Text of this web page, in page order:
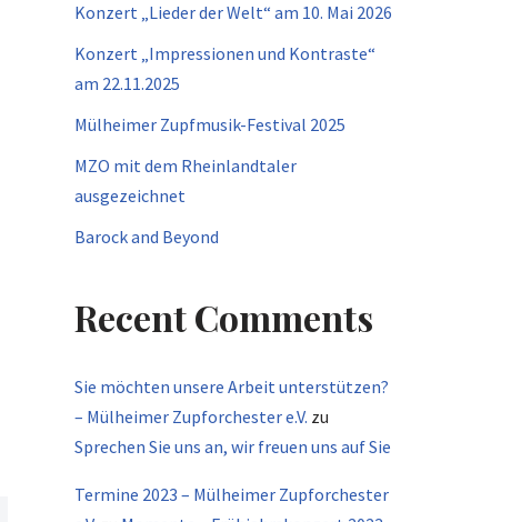
Konzert „Lieder der Welt“ am 10. Mai 2026
Konzert „Impressionen und Kontraste“
am 22.11.2025
Mülheimer Zupfmusik-Festival 2025
MZO mit dem Rheinlandtaler
ausgezeichnet
Barock and Beyond
Recent Comments
Sie möchten unsere Arbeit unterstützen?
– Mülheimer Zupforchester e.V. zu
Sprechen Sie uns an, wir freuen uns auf Sie
Termine 2023 – Mülheimer Zupforchester